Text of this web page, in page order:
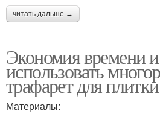
читать дальше →
Экономия времени
использовать
трафарет для плитки
Материалы: